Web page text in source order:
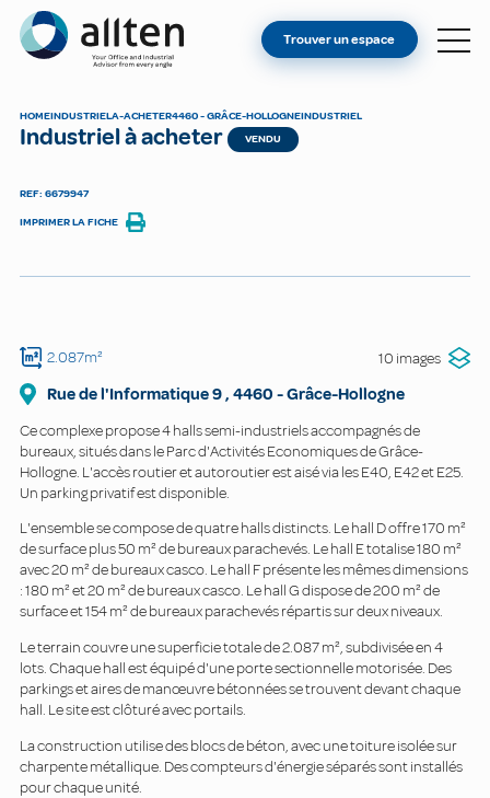
Allten
TROUVER UN ESPACE
CONTACT
Trouver un espace
HOMEINDUSTRIELA-ACHETER4460 - GRÂCE-HOLLOGNEINDUSTRIEL
Industriel à acheter VENDU
REF: 6679947
IMPRIMER LA FICHE
2.087m² 10 images
Rue de l'Informatique9, 4460 -Grâce-Hollogne
Ce complexe propose 4 halls semi-industriels accompagnés de
bureaux, situés dans le Parc d'Activités Economiques de Grâce-
Hollogne. L'accès routier et autoroutier est aisé via les E40, E42 et E25.
Un parking privatif est disponible.
L'ensemble se compose de quatre halls distincts. Le hall D offre 170 m²
de surface plus 50 m² de bureaux parachevés. Le hall E totalise 180 m²
avec 20 m² de bureaux casco. Le hall F présente les mêmes dimensions
: 180 m² et 20 m² de bureaux casco. Le hall G dispose de 200 m² de
surface et 154 m² de bureaux parachevés répartis sur deux niveaux.
Le terrain couvre une superficie totale de 2.087 m², subdivisée en 4
lots. Chaque hall est équipé d'une porte sectionnelle motorisée. Des
parkings et aires de manœuvre bétonnées se trouvent devant chaque
hall. Le site est clôturé avec portails.
La construction utilise des blocs de béton, avec une toiture isolée sur
charpente métallique. Des compteurs d'énergie séparés sont installés
pour chaque unité.